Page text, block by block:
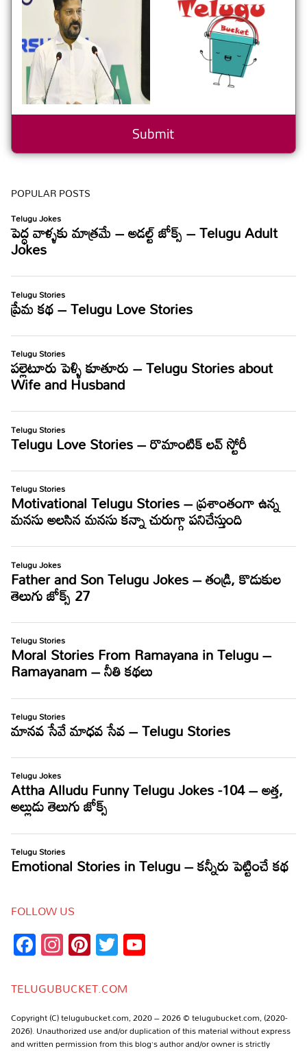
POPULAR POSTS
FOLLOW US
Facebook
Instagram
Pinterest
Twitter
TELUGUBUCKET.COM
Copyright (C) telugubucket.com, 2020 – 2026 © telugubucket.com, (2020-
2026). Unauthorized use and/or duplication of this material without express
and written permission from this blog’s author and/or owner is strictly